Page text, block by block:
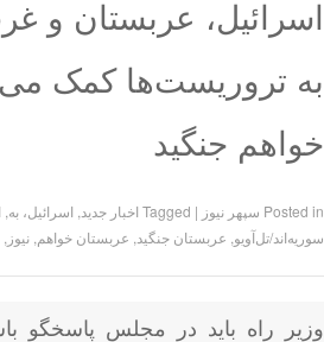
اسرائیل، عربستان و
به تروریست‌ها کمک
خواهم جنگید
Posted in سپهر نیوز |
Tagged اخبار جدید اسرائیل، به
سوریه‌اند/تل‌آویو عربستان جنگید عربستان خواهم ,نیوز
وزیر راه باید در مجلس پاسخگو